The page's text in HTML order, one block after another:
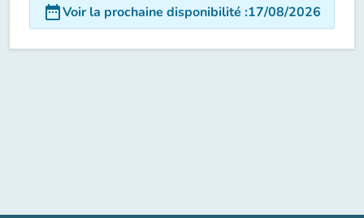
date_rangeVoir la prochaine disponibilité :17/08/2026